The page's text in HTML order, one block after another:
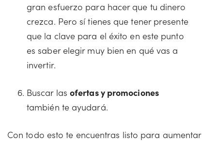
gran esfuerzo para hacer que tu dinero
crezca. Pero sí tienes que tener presente
que la clave para el éxito en este punto
es saber elegir muy bien en qué vas a
invertir.
Buscar las ofertas y promociones
también te ayudará.
Con todo esto te encuentras listo para aumentar